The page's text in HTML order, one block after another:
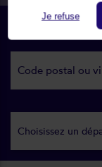
Choisissez un
Je refuse